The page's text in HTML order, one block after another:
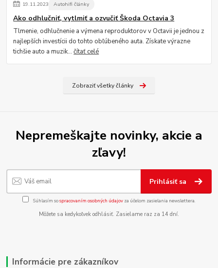
19.11.2023 Autohifi články
Ako odhlučniť, vytlmiť a ozvučiť Škoda Octavia 3
Tlmenie, odhlučnenie a výmena reproduktorov v Octavii je jednou z
najlepších investícii do tohto obľúbeného auta. Získate výrazne
tichšie auto a muzik...čítať celé
Zobraziť všetky články
Nepremeškajte novinky, akcie a
zľavy!
Prihlásiť sa
Súhlasím sospracovaním osobných údajov za účelom zasielania newslettera.
Môžete sa kedykoľvek odhlásiť. Zasielame raz za 14 dní.
Informácie pre zákazníkov